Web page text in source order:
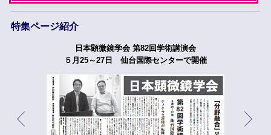
特集ページ紹介
日本顕微鏡学会 第82回学術講演会
５月25～27日 仙台国際センターで開催